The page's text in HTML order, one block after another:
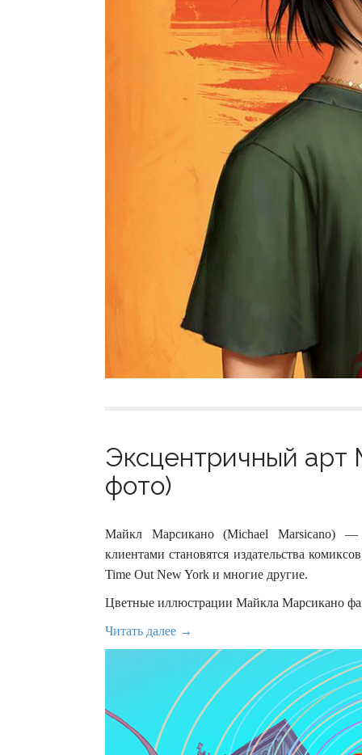
Эксцентричный
фото)
Майкл Марсикано (Michael Marsicano)
клиентами становятся издательства
Time Out New York и многие другие.
Цветные иллюстрации Майкла Марсикано
Читать далее →